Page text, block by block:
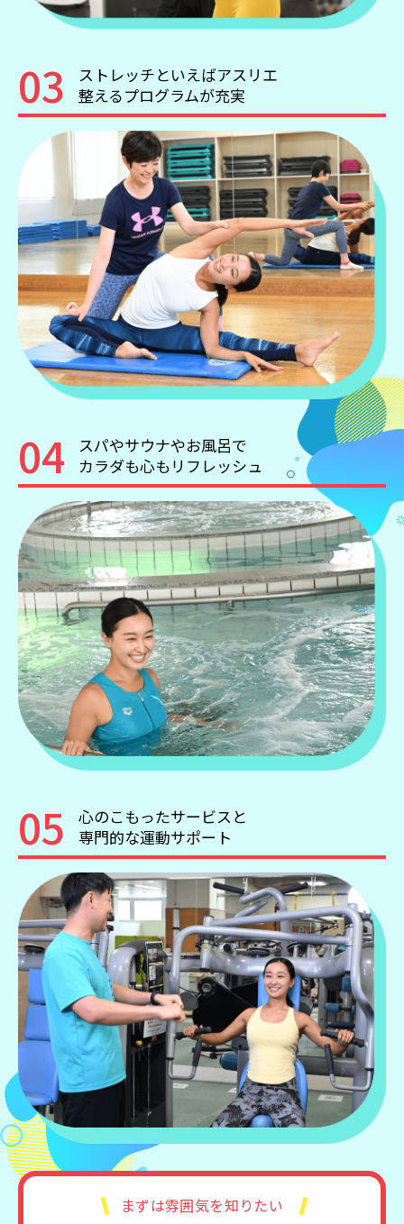
03
ストレッチといえばアスリエ
整えるプログラムが充実
04
スパやサウナやお風呂で
カラダも心もリフレッシュ
05
心のこもったサービスと
専門的な運動サポート
まずは雰囲気を知りたい